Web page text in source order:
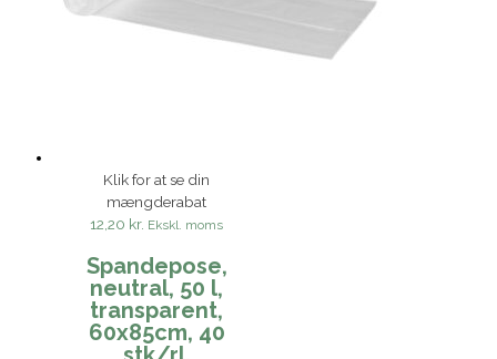
Klik for at se din
mængderabat
12,20 kr. Ekskl. moms
Spandepose,
neutral, 50 l,
transparent,
60x85cm, 40